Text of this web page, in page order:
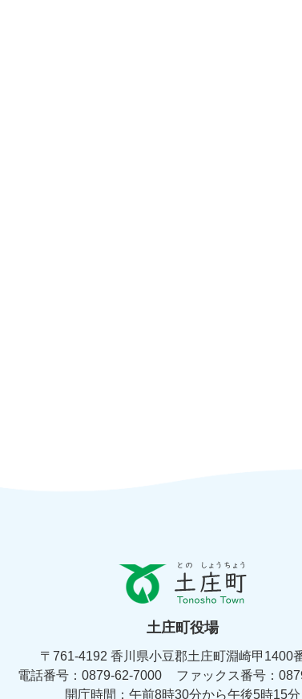
と
の
し
ょ
う
土
土庄町役場
〒761-4192 香川県小豆郡土庄町淵崎甲1400
電話番号：0879-62-7000
ファックス番号：
開庁時間：午前8時30分から午後5時15分